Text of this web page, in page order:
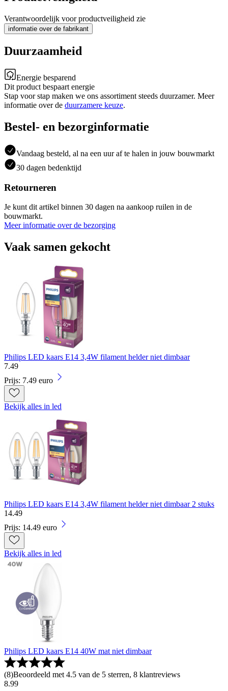
Verantwoordelijk voor productveiligheid zie
informatie over de fabrikant
Duurzaamheid
Energie besparend
Dit product bespaart energie
Stap voor stap maken we ons assortiment steeds duurzamer. Meer
informatie over de duurzamere keuze.
Bestel- en bezorginformatie
Vandaag besteld, al na een uur af te halen in jouw bouwmarkt
30 dagen bedenktijd
Retourneren
Je kunt dit artikel binnen 30 dagen na aankoop ruilen in de
bouwmarkt.
Meer informatie over de bezorging
Vaak samen gekocht
Philips LED kaars E14 3,4W filament helder niet dimbaar
7.49
Prijs: 7.49 euro
Bekijk alles in led
Philips LED kaars E14 3,4W filament helder niet dimbaar 2 stuks
14.49
Prijs: 14.49 euro
Bekijk alles in led
Philips LED kaars E14 40W mat niet dimbaar
(8)Beoordeeld met 4.5 van de 5 sterren, 8 klantreviews
8.99